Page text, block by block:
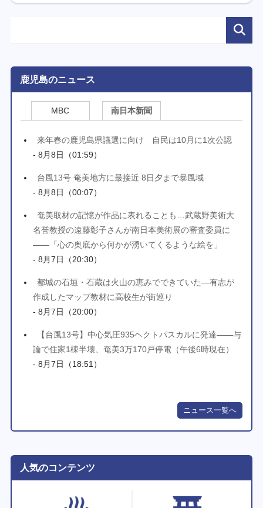
鹿児島のニュース
MBC 南日本新聞
来年春の鹿児島県議選に向け 自民は10月に1次公認
- 8月8日（01:59）
台風13号 奄美地方に最接近 8日夕まで暴風域
- 8月8日（00:07）
奄美取材の記憶が作品に表れることも…武蔵野美術大
名誉教授の遠藤彰子さんが南日本美術展の審査委員に
――「心の奥底から何かが湧いてくるような絵を」
- 8月7日（20:30）
都城の石垣・石蔵は火山の恵みでできていた―有志が
作成したマップ教材に高校生が街巡り
- 8月7日（20:00）
【台風13号】中心気圧935ヘクトパスカルに発達――与
論で住家1棟半壊、奄美3万170戸停電（午後6時現在）
- 8月7日（18:51）
ニュース一覧へ
人気のコンテンツ